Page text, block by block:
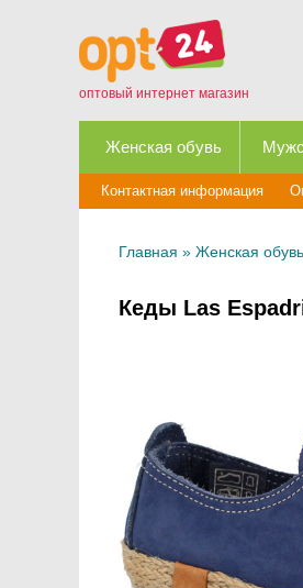
оптовый интернет магазин
Женская обувь
Контактная информация
Главная » Женская обувь
Кеды Las